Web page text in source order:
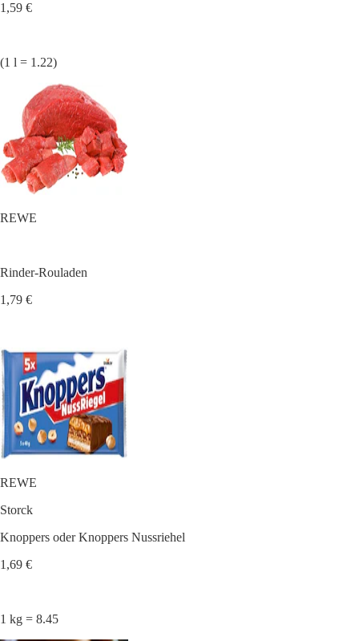
1,59 €
(1 l = 1.22)
REWE
Rinder-Rouladen
1,79 €
REWE
Storck
Knoppers oder Knoppers Nussriehel
1,69 €
1 kg = 8.45